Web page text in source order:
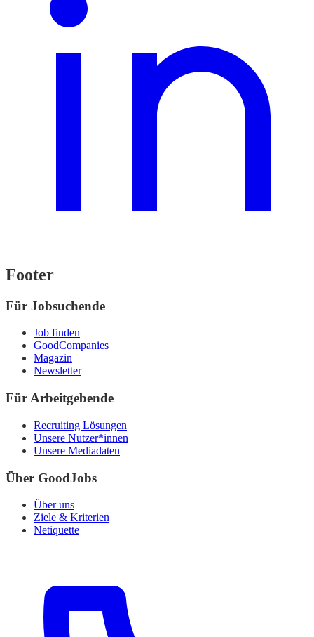
Footer
Für Jobsuchende
Job finden
GoodCompanies
Magazin
Newsletter
Für Arbeitgebende
Recruiting Lösungen
Unsere Nutzer*innen
Unsere Mediadaten
Über GoodJobs
Über uns
Ziele & Kriterien
Netiquette